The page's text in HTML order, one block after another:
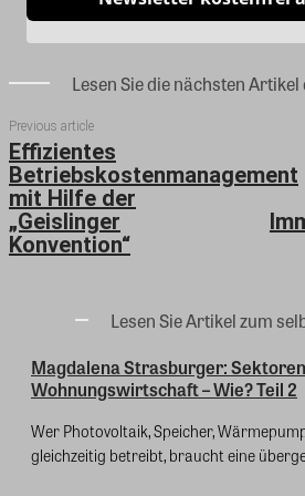
Lesen Sie die nächsten
Previous article
Effizientes
Betriebskostenmanagement
mit Hilfe der
„Geislinger
Konvention“
Lesen Sie Artikel zum
Magdalena Strasburger:
Wohnungswirtschaft – Wie? Teil 2
Wer Photovoltaik, Speicher,
gleichzeitig betreibt, braucht eine